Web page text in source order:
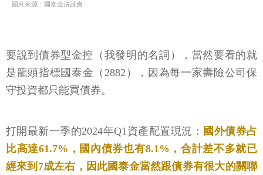
圖片來源：國泰金法說會
要說到債券型金控（我發明的名詞），當然要看的就
是龍頭指標國泰金（2882），因為每一家壽險公司保
守投資都只能買債券。
打開最新一季的2024年Q1資產配置現況： 國外債券占
比高達61.7%，國內債券也有8.1%，合計差不多就已
經來到7成左右，因此國泰金當然跟債券有很大的關聯